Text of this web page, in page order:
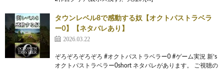
タウンレベル8で感動する奴【オクトパストラベラ
ー0】【ネタバレあり】
2026.03.22
ぞろぞろぞろぞろ #オクトパストラベラー0 #ゲーム実況 新’s
オクトパストラベラー0short ネタバレがあります。 ご視聴の